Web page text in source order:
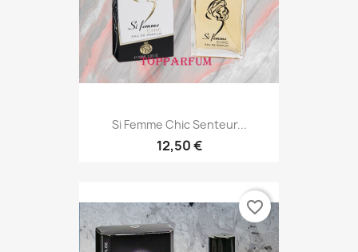
Si Femme Chic Senteur...
12,50 €
favorite_border